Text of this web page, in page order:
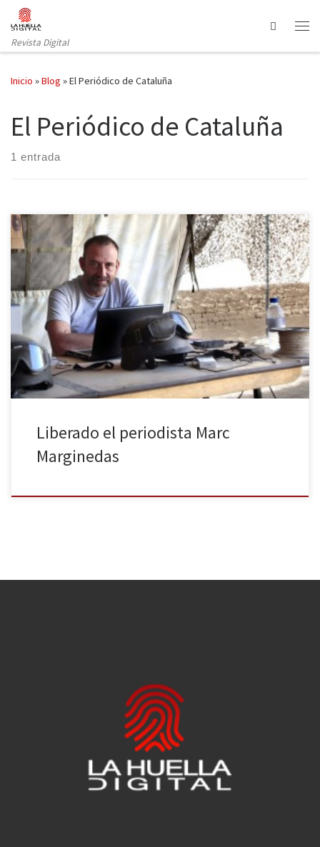
Saltar al contenido
Revista Digital
Search
Inicio »Blog »El Periódico de Cataluña
El Periódico de Cataluña
1 entrada
El periodista Marc Marginedas ha sido liberado este domingo tras
pasar seis meses secuestrado en Siria en manos de yihadistas del
Estado Islamista de Irak y el Levante (ISIL). Según ha informado El
Periódico de Cataluña, medio para el que trabaja, el periodista ya
se encuentra en Barcelona con su […]
Liberado el periodista Marc
Marginedas